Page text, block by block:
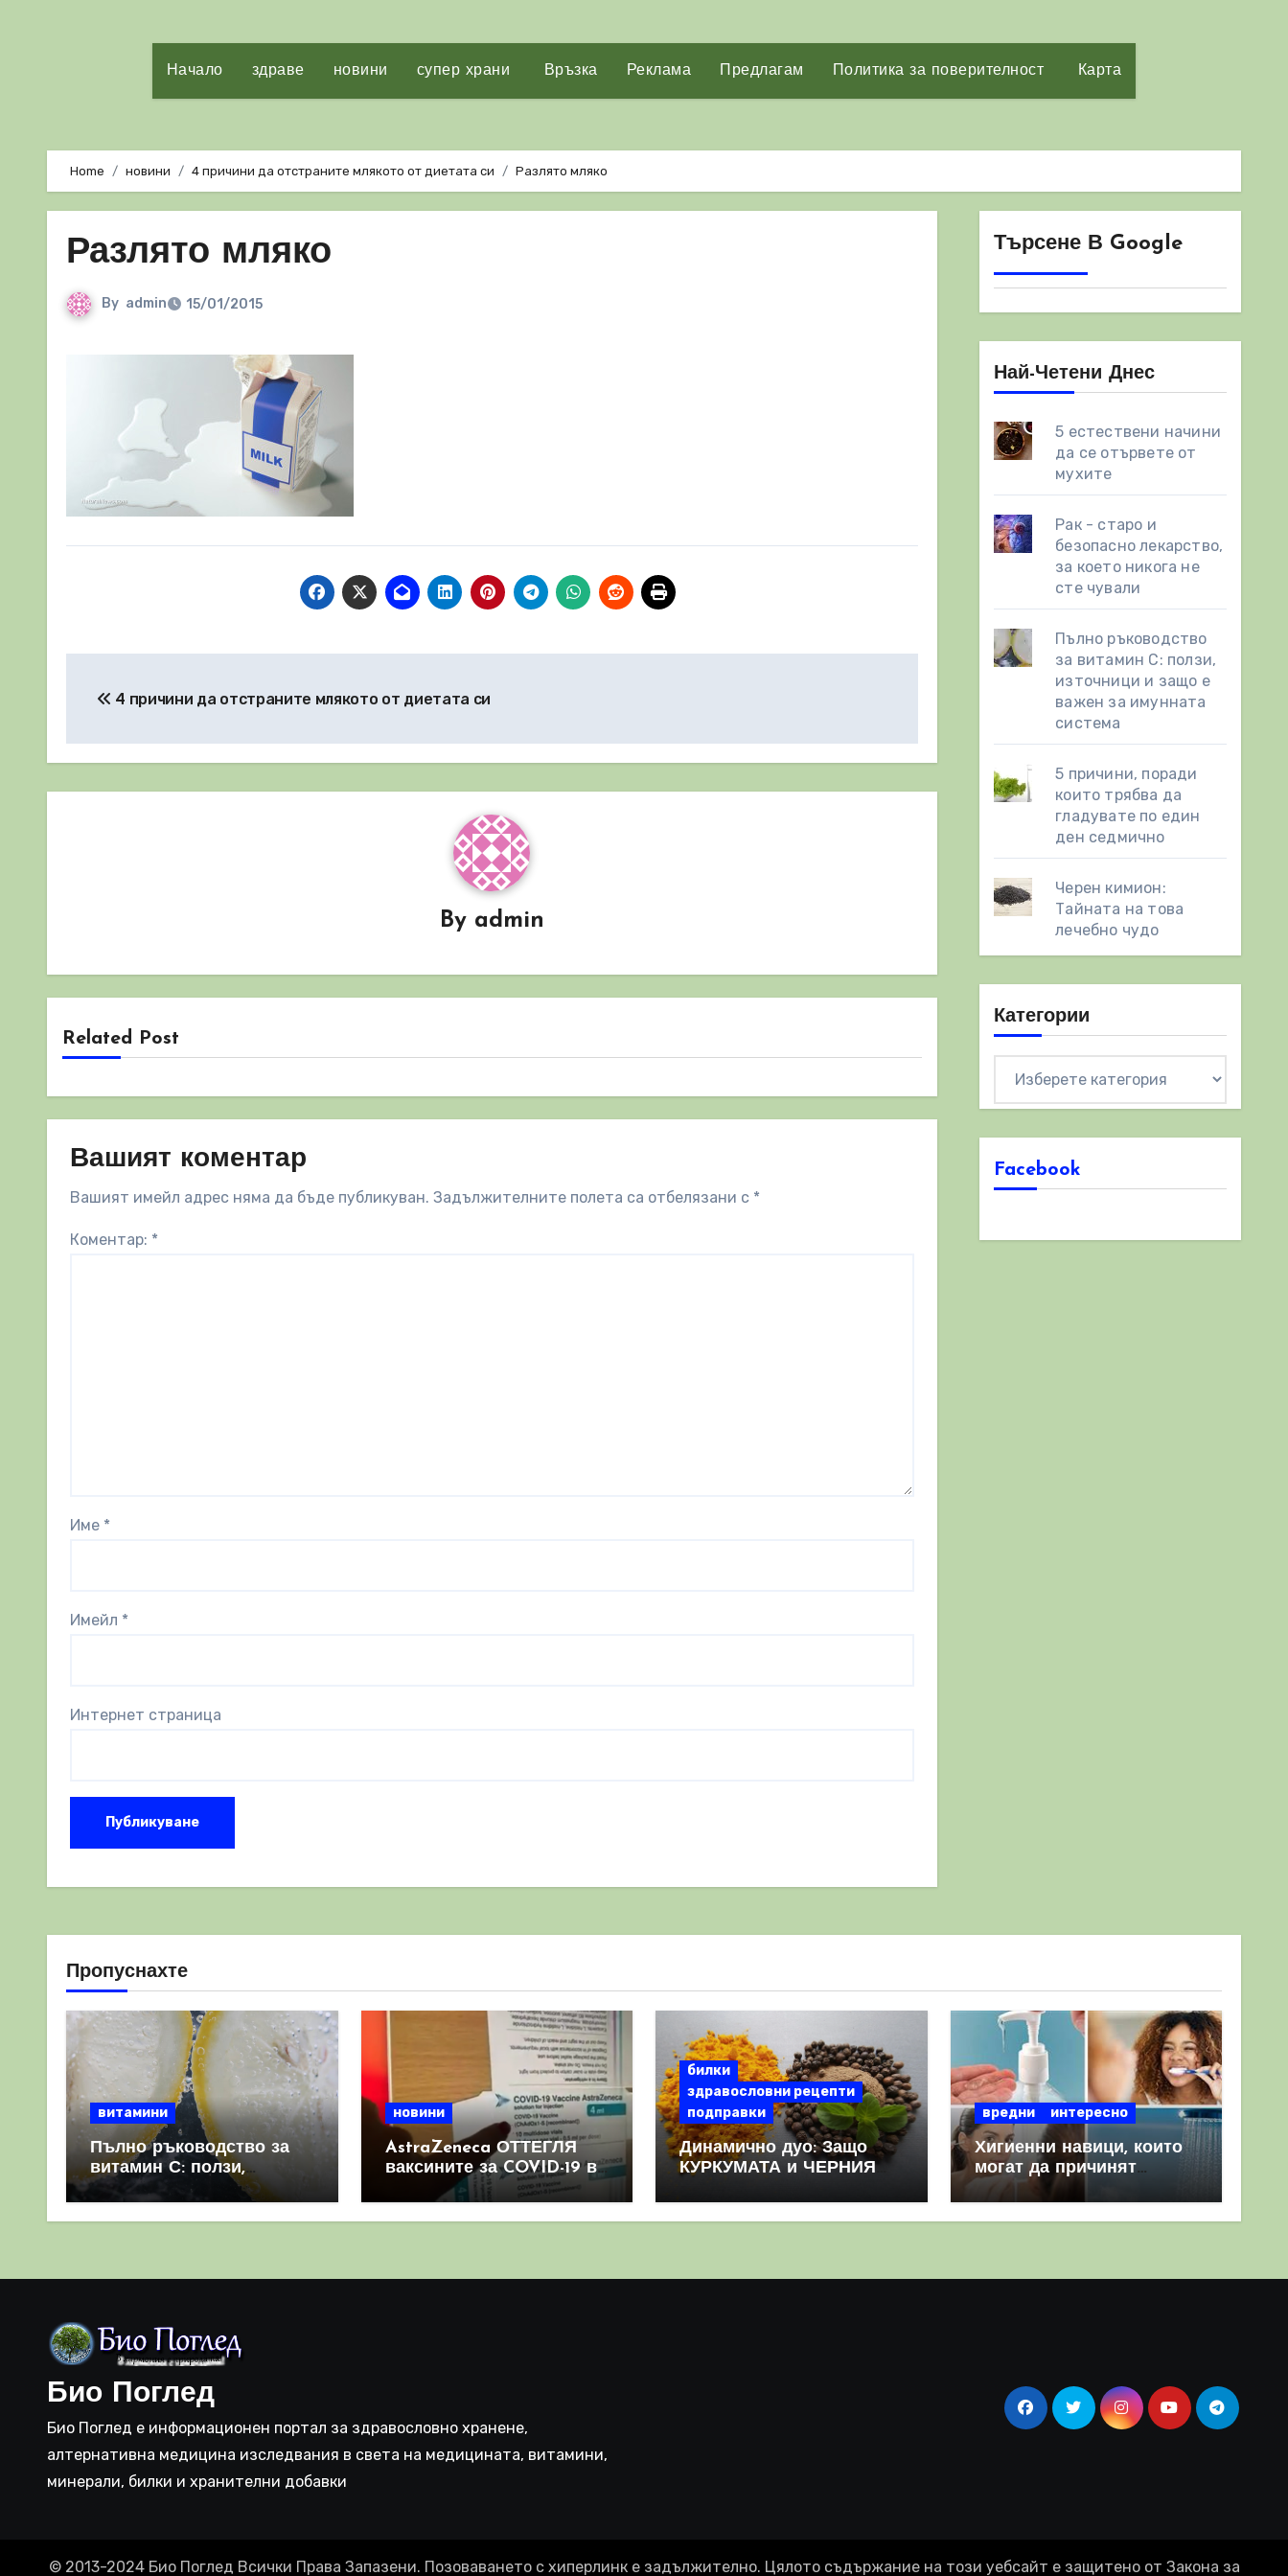
Начало здраве новини супер храни Връзка Реклама Предлагам Политика за поверителност Карта
Home новини 4 причини да отстраните млякото от диетата си Разлято мляко
Разлято мляко
By admin 15/01/2015
4 причини да отстраните млякото от диетата си
By admin
Related Post
Вашият коментар
Вашият имейл адрес няма да бъде публикуван. Задължителните полета са отбелязани с *
Коментар: *
Име *
Имейл *
Интернет страница
Търсене В Google
Най-Четени Днес
5 естествени начини
да се отървете от
мухите
Рак - старо и
безопасно лекарство,
за което никога не
сте чували
Пълно ръководство
за витамин С: ползи,
източници и защо е
важен за имунната
система
5 причини, поради
които трябва да
гладувате по един
ден седмично
Черен кимион:
Тайната на това
лечебно чудо
Категории
Facebook
Пропуснахте
витамини
Пълно ръководство за
витамин С: ползи,
източници и защо е
важен за имунната
новини
AstraZeneca ОТТЕГЛЯ
ваксините за COVID-19 в
световен мащаб, след
като призна, че те
билки
здравословни рецепти
подправки
Динамично дуо: Защо
КУРКУМАТА и ЧЕРНИЯ
комбинация
вредни интересно
Хигиенни навици, които
могат да причинят
повече вреда, отколкото
полза
Био Поглед
Био Поглед е информационен портал за здравословно хранене,
алтернативна медицина изследвания в света на медицината, витамини,
минерали, билки и хранителни добавки
© 2013-2024 Био Поглед Всички Права Запазени. Позоваването с хиперлинк е задължително. Цялото съдържание на този уебсайт е защитено от Закона за